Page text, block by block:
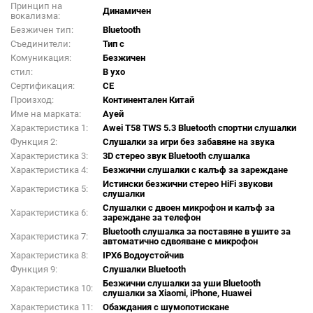
Принцип на
вокализма:
Динамичен
Безжичен тип:
Bluetooth
Съединители:
Тип c
Комуникация:
Безжичен
стил:
В ухо
Сертификация:
CE
Произход:
Континентален Китай
Име на марката:
Ауей
Характеристика 1:
Awei T58 TWS 5.3 Bluetooth спортни слушалки
Функция 2:
Слушалки за игри без забавяне на звука
Характеристика 3:
3D стерео звук Bluetooth слушалка
Характеристика 4:
Безжични слушалки с калъф за зареждане
Характеристика 5:
Истински безжични стерео HiFi звукови
слушалки
Характеристика 6:
Слушалки с двоен микрофон и калъф за
зареждане за телефон
Характеристика 7:
Bluetooth слушалка за поставяне в ушите за
автоматично сдвояване с микрофон
Характеристика 8:
IPX6 Водоустойчив
Функция 9:
Слушалки Bluetooth
Характеристика 10:
Безжични слушалки за уши Bluetooth
слушалки за Xiaomi, iPhone, Huawei
Характеристика 11:
Обаждания с шумопотискане